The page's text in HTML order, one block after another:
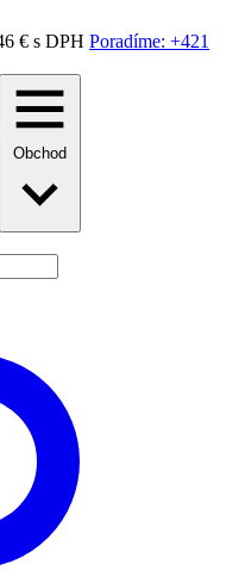
€ s DPH Poradíme: +421
Obchod